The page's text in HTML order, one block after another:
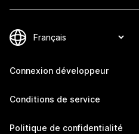
Connexion développeur
Conditions de service
Politique de confidentialité